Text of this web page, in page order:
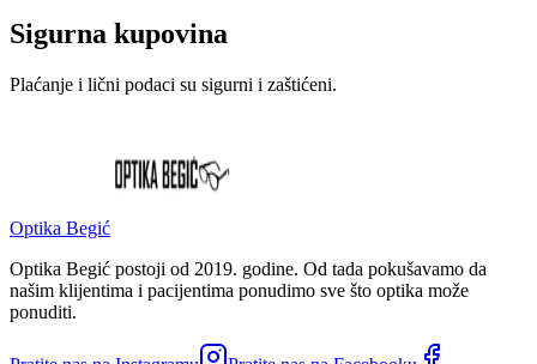
Sigurna kupovina
Plaćanje i lični podaci su sigurni i zaštićeni.
Optika Begić
Optika Begić postoji od 2019. godine. Od tada pokušavamo da
našim klijentima i pacijentima ponudimo sve što optika može
ponuditi.